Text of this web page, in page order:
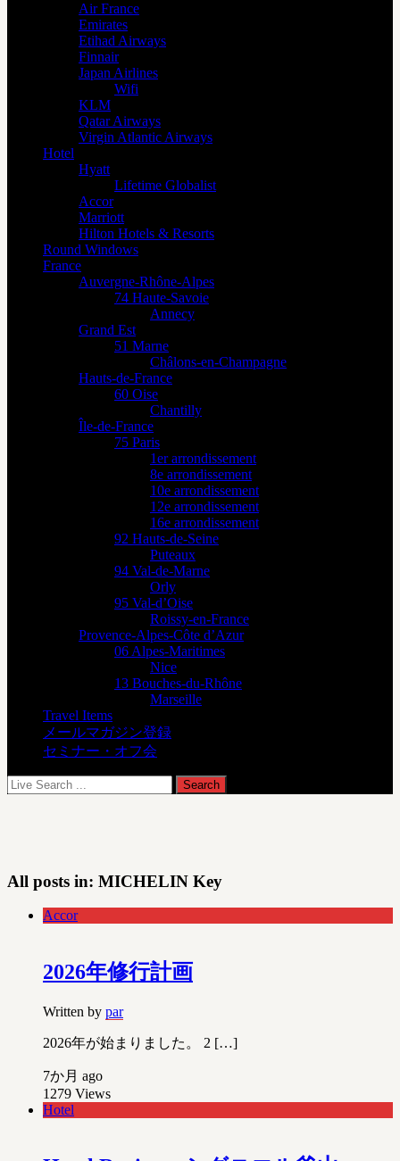
Air France
Emirates
Etihad Airways
Finnair
Japan Airlines
Wifi
KLM
Qatar Airways
Virgin Atlantic Airways
Hotel
Hyatt
Lifetime Globalist
Accor
Marriott
Hilton Hotels & Resorts
Round Windows
France
Auvergne-Rhône-Alpes
74 Haute-Savoie
Annecy
Grand Est
51 Marne
Châlons-en-Champagne
Hauts-de-France
60 Oise
Chantilly
Île-de-France
75 Paris
1er arrondissement
8e arrondissement
10e arrondissement
12e arrondissement
16e arrondissement
92 Hauts-de-Seine
Puteaux
94 Val-de-Marne
Orly
95 Val-d’Oise
Roissy-en-France
Provence-Alpes-Côte d’Azur
06 Alpes-Maritimes
Nice
13 Bouches-du-Rhône
Marseille
Travel Items
メールマガジン登録
セミナー・オフ会
All posts in: MICHELIN Key
Accor
2026年修行計画
Written by par
2026年が始まりました。 2 […]
7か月 ago
1279 Views
Hotel